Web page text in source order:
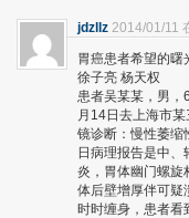
jdzllz 2014/01/11
胃癌患者希望的曙
徐子亮 杨天权
患者吴某某，男，
月14日去上海市
镜诊断：慢性萎
日病理报告是中
炎，胃体幽门螺旋
体后壁增厚伴可疑
时时缠身，患者